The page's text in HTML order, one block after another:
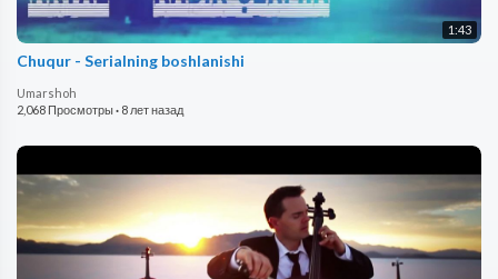
1:43
Chuqur - Serialning boshlanishi
Umarshoh
2,068 Просмотры· 8 лет назад